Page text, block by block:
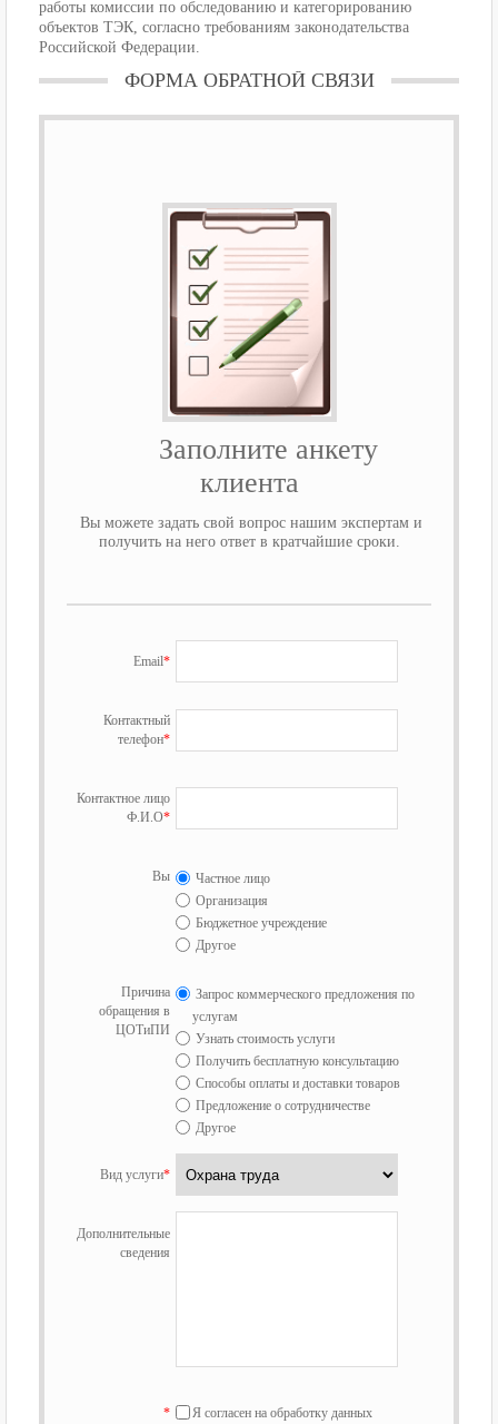
работы комиссии по обследованию и категорированию
объектов ТЭК, согласно требованиям законодательства
Российской Федерации.
ФОРМА ОБРАТНОЙ СВЯЗИ
Заполните анкету
клиента
Вы можете задать свой вопрос нашим экспертам и
получить на него ответ в кратчайшие сроки.
Email*
Контактный
телефон*
Контактное лицо
Ф.И.О*
Вы
Частное лицо
Организация
Бюджетное учреждение
Другое
Причина
обращения в
ЦОТиПИ
Запрос коммерческого предложения по
услугам
Узнать стоимость услуги
Получить бесплатную консультацию
Способы оплаты и доставки товаров
Предложение о сотрудничестве
Другое
Вид услуги*
Дополнительные
сведения
* Я согласен на обработку данных